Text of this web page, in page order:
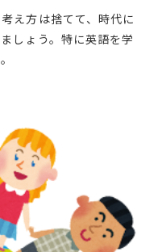
え方は捨てて、時代に
しょう。特に英語を学